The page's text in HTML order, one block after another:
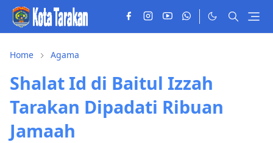
Home Agama
Shalat Id di Baitul Izzah
Tarakan Dipadati Ribuan
Jamaah